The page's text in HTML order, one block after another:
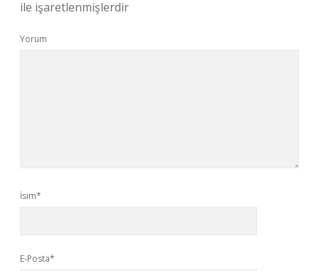
ile işaretlenmişlerdir
Yorum
İsim*
E-Posta*